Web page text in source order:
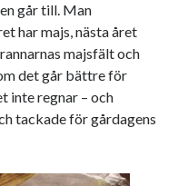
går till. Man
har majs, nästa året
majsfält och
det går bättre för
inte regnar – och
tackade för gårdagens